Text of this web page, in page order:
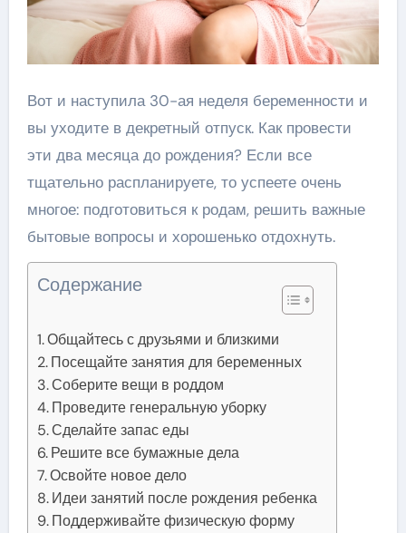
Вот и наступила 30-ая неделя беременности и
вы уходите в декретный отпуск. Как провести
эти два месяца до рождения? Если все
тщательно распланируете, то успеете очень
многое: подготовиться к родам, решить важные
бытовые вопросы и хорошенько отдохнуть.
Содержание
Общайтесь с друзьями и близкими
Посещайте занятия для беременных
Соберите вещи в роддом
Проведите генеральную уборку
Сделайте запас еды
Решите все бумажные дела
Освойте новое дело
Идеи занятий после рождения ребенка
Поддерживайте физическую форму